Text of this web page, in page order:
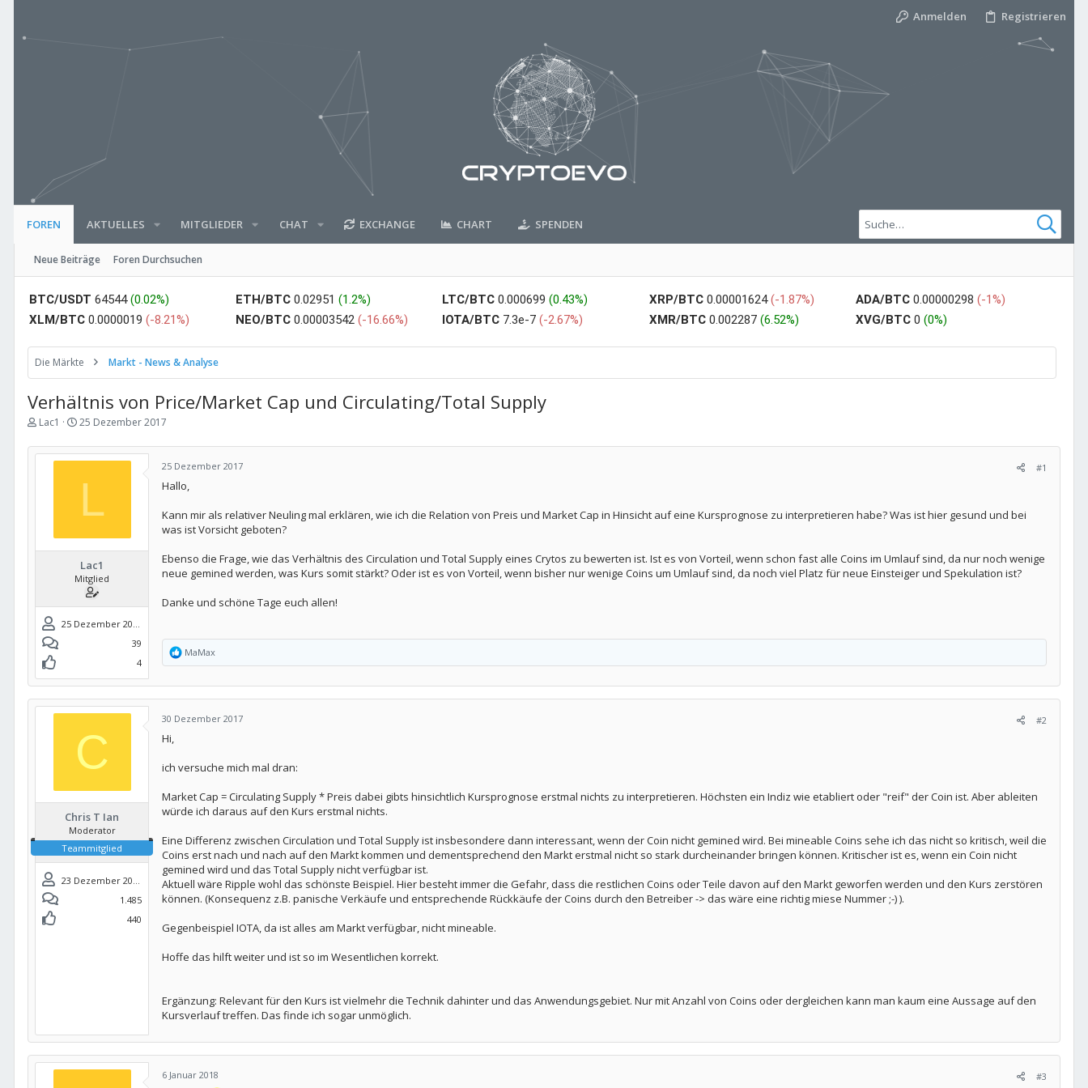
Anmelden Registrieren
FOREN AKTUELLES MITGLIEDER CHAT EXCHANGE CHART SPENDEN
Neue Beiträge Foren Durchsuchen
BTC/USDT 64544(0.02%) ETH/BTC 0.02951(1.2%) LTC/BTC 0.000699(0.43%) XRP/BTC 0.00001624(-1.87%) ADA/BTC 0.00000298 (-1%)
XLM/BTC 0.0000019 (-8.21%) NEO/BTC 0.00003542(-16.66%) IOTA/BTC 7.3e-7(-2.67%) XMR/BTC 0.002287 (6.52%) XVG/BTC 0 (0%)
Die Märkte Markt - News & Analyse
Verhältnis von Price/Market Cap und Circulating/Total Supply
E
s
Lac1
E
s
t
m
25 Dezember 2017
L
Lac1
Mitglied
25 Dezember 2017
39
4
25 Dezember 2017 #1
Hallo,
Kann mir als relativer Neuling mal erklären, wie ich die Relation von Preis und Market Cap in Hinsicht auf eine Kursprognose zu interpretieren habe? Was ist hier gesund und bei
was ist Vorsicht geboten?
Ebenso die Frage, wie das Verhältnis des Circulation und Total Supply eines Crytos zu bewerten ist. Ist es von Vorteil, wenn schon fast alle Coins im Umlauf sind, da nur noch wenige
neue gemined werden, was Kurs somit stärkt? Oder ist es von Vorteil, wenn bisher nur wenige Coins um Umlauf sind, da noch viel Platz für neue Einsteiger und Spekulation ist?
Danke und schöne Tage euch allen!
R
e
k
t
o
:
MaMax
C
Chris T Ian
Moderator
Teammitglied
1.485
440
30 Dezember 2017 #2
Hi,
ich versuche mich mal dran:
Market Cap = Circulating Supply * Preis dabei gibts hinsichtlich Kursprognose erstmal nichts zu interpretieren. Höchsten ein Indiz wie etabliert oder "reif" der Coin ist. Aber ableiten
würde ich daraus auf den Kurs erstmal nichts.
Eine Differenz zwischen Circulation und Total Supply ist insbesondere dann interessant, wenn der Coin nicht gemined wird. Bei mineable Coins sehe ich das nicht so kritisch, weil die
Coins erst nach und nach auf den Markt kommen und dementsprechend den Markt erstmal nicht so stark durcheinander bringen können. Kritischer ist es, wenn ein Coin nicht
gemined wird und das Total Supply nicht verfügbar ist.
Aktuell wäre Ripple wohl das schönste Beispiel. Hier besteht immer die Gefahr, dass die restlichen Coins oder Teile davon auf den Markt geworfen werden und den Kurs zerstören
können. (Konsequenz z.B. panische Verkäufe und entsprechende Rückkäufe der Coins durch den Betreiber -> das wäre eine richtig miese Nummer ;-) ).
Gegenbeispiel IOTA, da ist alles am Markt verfügbar, nicht mineable.
Hoffe das hilft weiter und ist so im Wesentlichen korrekt.
Ergänzung: Relevant für den Kurs ist vielmehr die Technik dahinter und das Anwendungsgebiet. Nur mit Anzahl von Coins oder dergleichen kann man kaum eine Aussage auf den
Kursverlauf treffen. Das finde ich sogar unmöglich.
6 Januar 2018 #3